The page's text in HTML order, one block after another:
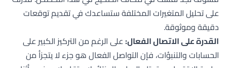
على تحليل المتغيرات المختلفة ستساعدك في تقديم توقعات
دقيقة وموثوقة.
القدرة على الاتصال الفعال:على الرغم من التركيز الكبير على
الحسابات والتنبؤات، فإن التواصل الفعال هو جزء لا يتجزأ من